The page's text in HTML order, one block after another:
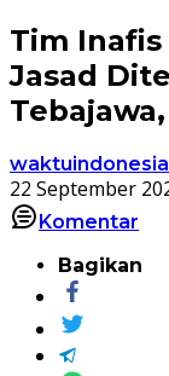
Tim
Jasad
22 September
Komentar
Bagikan